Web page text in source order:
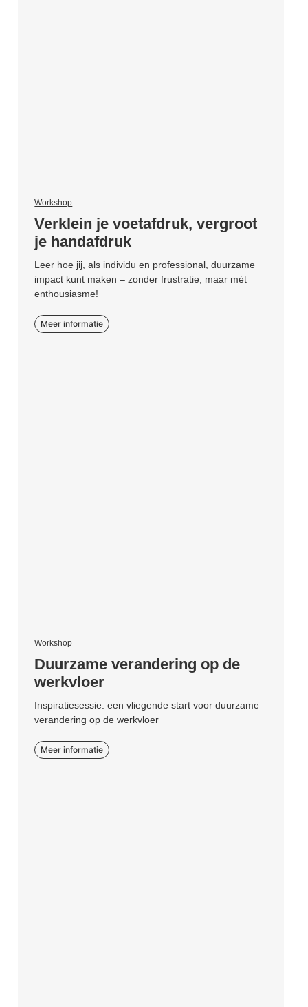
Workshop
Verklein je voetafdruk, vergroot
je handafdruk
Leer hoe jij, als individu en professional, duurzame
impact kunt maken – zonder frustratie, maar mét
enthousiasme!
Meer informatie
Workshop
Duurzame verandering op de
werkvloer
Inspiratiesessie: een vliegende start voor duurzame
verandering op de werkvloer
Meer informatie